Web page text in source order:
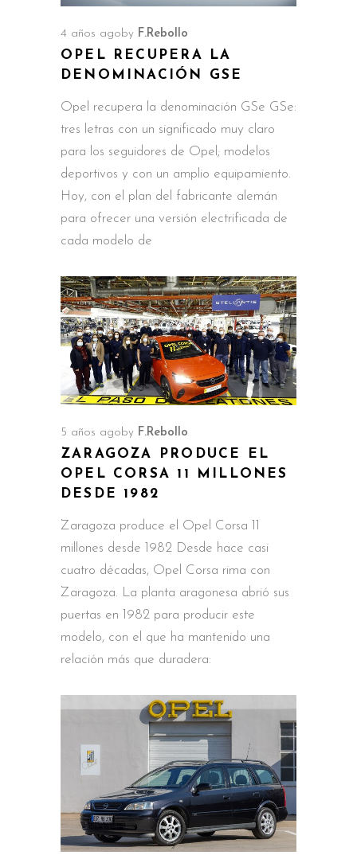
4 años ago by F.Rebollo
OPEL RECUPERA LA
DENOMINACIÓN GSE
Opel recupera la denominación GSe GSe:
tres letras con un significado muy claro
para los seguidores de Opel; modelos
deportivos y con un amplio equipamiento.
Hoy, con el plan del fabricante alemán
para ofrecer una versión electrificada de
cada modelo de
5 años ago by F.Rebollo
ZARAGOZA PRODUCE EL
OPEL CORSA 11 MILLONES
DESDE 1982
Zaragoza produce el Opel Corsa 11
millones desde 1982 Desde hace casi
cuatro décadas, Opel Corsa rima con
Zaragoza. La planta aragonesa abrió sus
puertas en 1982 para producir este
modelo, con el que ha mantenido una
relación más que duradera: